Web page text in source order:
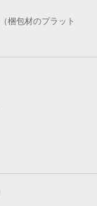
梱包材のプラット